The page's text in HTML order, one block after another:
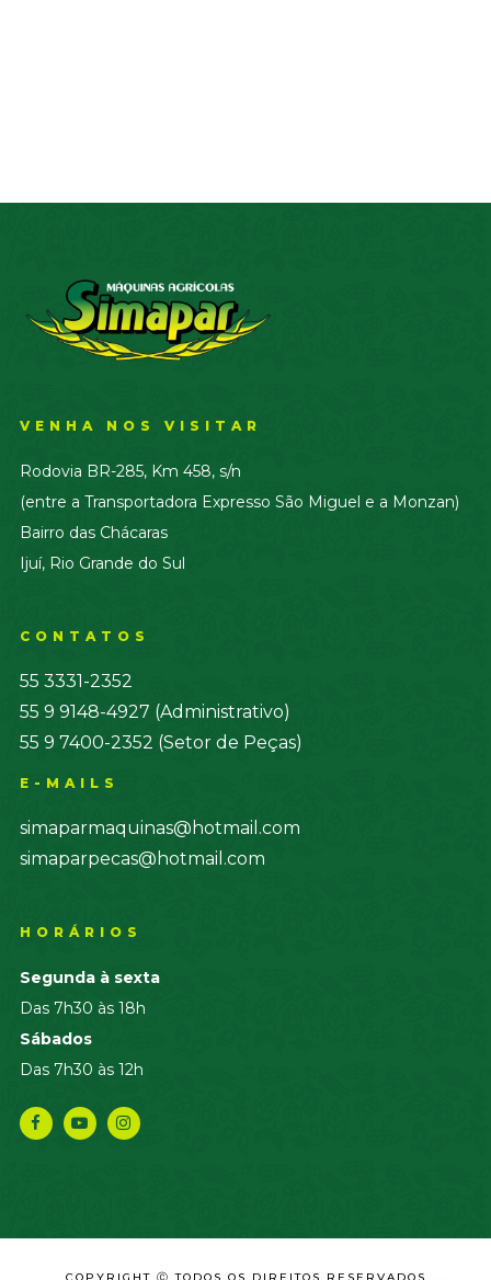
VENHA NOS VISITAR
Rodovia BR-285, Km 458, s/n
(entre a Transportadora Expresso São Miguel e a Monzan)
Bairro das Chácaras
Ijuí, Rio Grande do Sul
CONTATOS
55 3331-2352
55 9 9148-4927 (Administrativo)
55 9 7400-2352 (Setor de Peças)
E-MAILS
simaparmaquinas@hotmail.com
simaparpecas@hotmail.com
HORÁRIOS
Segunda à sexta
Das 7h30 às 18h
Sábados
Das 7h30 às 12h
COPYRIGHT Ⓒ TODOS OS DIREITOS RESERVADOS